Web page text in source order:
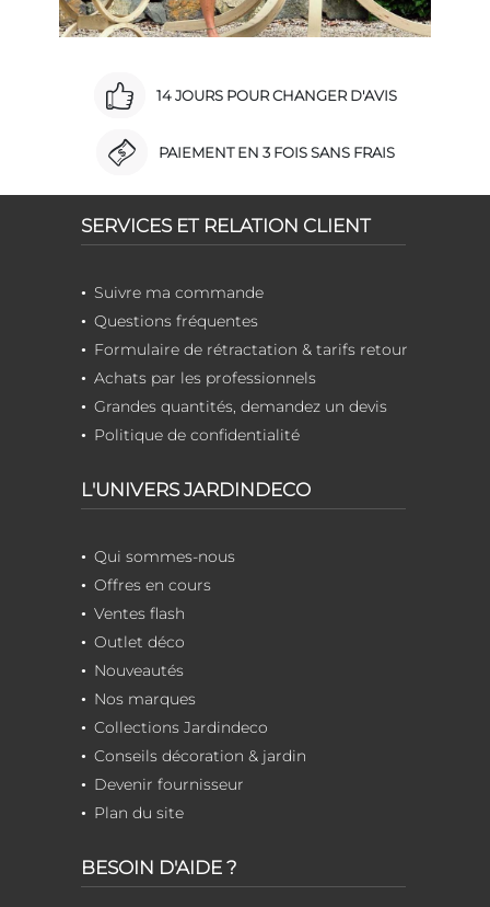
14 JOURS POUR CHANGER D'AVIS
PAIEMENT EN 3 FOIS SANS FRAIS
SERVICES ET RELATION CLIENT
Suivre ma commande
Questions fréquentes
Formulaire de rétractation & tarifs retour
Achats par les professionnels
Grandes quantités, demandez un devis
Politique de confidentialité
L'UNIVERS JARDINDECO
Qui sommes-nous
Offres en cours
Ventes flash
Outlet déco
Nouveautés
Nos marques
Collections Jardindeco
Conseils décoration & jardin
Devenir fournisseur
Plan du site
BESOIN D'AIDE ?